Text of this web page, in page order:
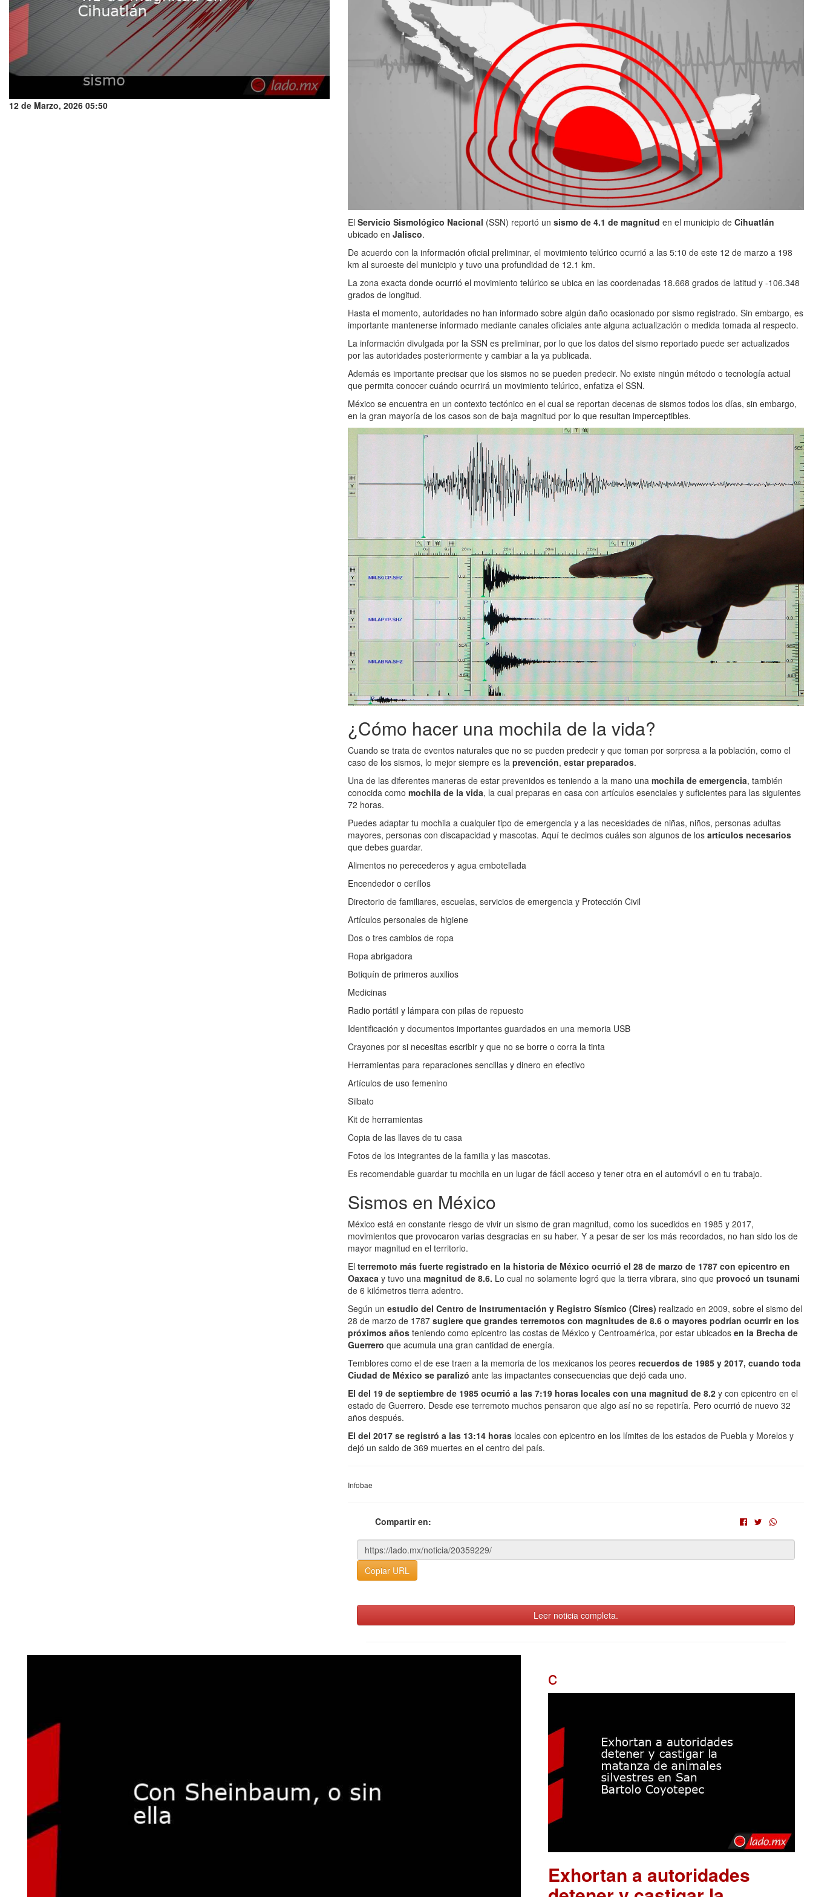
12 de Marzo, 2026 05:50
El Servicio Sismológico Nacional (SSN) reportó un sismo de 4.1 de magnitud en el municipio de Cihuatlán
ubicado en Jalisco.
De acuerdo con la información oficial preliminar, el movimiento telúrico ocurrió a las 5:10 de este 12 de marzo a 198
km al suroeste del municipio y tuvo una profundidad de 12.1 km.
La zona exacta donde ocurrió el movimiento telúrico se ubica en las coordenadas 18.668 grados de latitud y -106.348
grados de longitud.
Hasta el momento, autoridades no han informado sobre algún daño ocasionado por sismo registrado. Sin embargo, es
importante mantenerse informado mediante canales oficiales ante alguna actualización o medida tomada al respecto.
La información divulgada por la SSN es preliminar, por lo que los datos del sismo reportado puede ser actualizados
por las autoridades posteriormente y cambiar a la ya publicada.
Además es importante precisar que los sismos no se pueden predecir. No existe ningún método o tecnología actual
que permita conocer cuándo ocurrirá un movimiento telúrico, enfatiza el SSN.
México se encuentra en un contexto tectónico en el cual se reportan decenas de sismos todos los días, sin embargo,
en la gran mayoría de los casos son de baja magnitud por lo que resultan imperceptibles.
¿Cómo hacer una mochila de la vida?
Cuando se trata de eventos naturales que no se pueden predecir y que toman por sorpresa a la población, como el
caso de los sismos, lo mejor siempre es la prevención, estar preparados.
Una de las diferentes maneras de estar prevenidos es teniendo a la mano una mochila de emergencia, también
conocida como mochila de la vida, la cual preparas en casa con artículos esenciales y suficientes para las siguientes
72 horas.
Puedes adaptar tu mochila a cualquier tipo de emergencia y a las necesidades de niñas, niños, personas adultas
mayores, personas con discapacidad y mascotas. Aquí te decimos cuáles son algunos de los artículos necesarios
que debes guardar.
Alimentos no perecederos y agua embotellada
Encendedor o cerillos
Directorio de familiares, escuelas, servicios de emergencia y Protección Civil
Artículos personales de higiene
Dos o tres cambios de ropa
Ropa abrigadora
Botiquín de primeros auxilios
Medicinas
Radio portátil y lámpara con pilas de repuesto
Identificación y documentos importantes guardados en una memoria USB
Crayones por si necesitas escribir y que no se borre o corra la tinta
Herramientas para reparaciones sencillas y dinero en efectivo
Artículos de uso femenino
Silbato
Kit de herramientas
Copia de las llaves de tu casa
Fotos de los integrantes de la familia y las mascotas.
Es recomendable guardar tu mochila en un lugar de fácil acceso y tener otra en el automóvil o en tu trabajo.
Sismos en México
México está en constante riesgo de vivir un sismo de gran magnitud, como los sucedidos en 1985 y 2017,
movimientos que provocaron varias desgracias en su haber. Y a pesar de ser los más recordados, no han sido los de
mayor magnitud en el territorio.
El terremoto más fuerte registrado en la historia de México ocurrió el 28 de marzo de 1787 con epicentro en
Oaxaca y tuvo una magnitud de 8.6. Lo cual no solamente logró que la tierra vibrara, sino que provocó un tsunami
de 6 kilómetros tierra adentro.
Según un estudio del Centro de Instrumentación y Registro Sísmico (Cires) realizado en 2009, sobre el sismo del
28 de marzo de 1787 sugiere que grandes terremotos con magnitudes de 8.6 o mayores podrían ocurrir en los
próximos años teniendo como epicentro las costas de México y Centroamérica, por estar ubicados en la Brecha de
Guerrero que acumula una gran cantidad de energía.
Temblores como el de ese traen a la memoria de los mexicanos los peores recuerdos de 1985 y 2017, cuando toda
Ciudad de México se paralizó ante las impactantes consecuencias que dejó cada uno.
El del 19 de septiembre de 1985 ocurrió a las 7:19 horas locales con una magnitud de 8.2 y con epicentro en el
estado de Guerrero. Desde ese terremoto muchos pensaron que algo así no se repetiría. Pero ocurrió de nuevo 32
años después.
El del 2017 se registró a las 13:14 horas locales con epicentro en los límites de los estados de Puebla y Morelos y
dejó un saldo de 369 muertes en el centro del país.
Infobae
Compartir en:
Copiar URL
Leer noticia completa.
c
Exhortan a autoridades